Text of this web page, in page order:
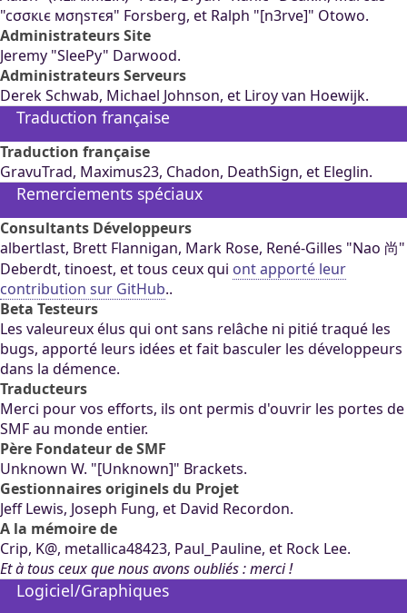
"cσσкιє мσηѕтєя" Forsberg, et Ralph "[n3rve]" Otowo.
Administrateurs Site
Jeremy "SleePy" Darwood.
Administrateurs Serveurs
Derek Schwab, Michael Johnson, et Liroy van Hoewijk.
Traduction française
Traduction française
GravuTrad, Maximus23, Chadon, DeathSign, et Eleglin.
Remerciements spéciaux
Consultants Développeurs
albertlast, Brett Flannigan, Mark Rose, René-Gilles "Nao 尚"
Deberdt, tinoest, et tous ceux qui ont apporté leur
contribution sur GitHub..
Beta Testeurs
Les valeureux élus qui ont sans relâche ni pitié traqué les
bugs, apporté leurs idées et fait basculer les développeurs
dans la démence.
Traducteurs
Merci pour vos efforts, ils ont permis d'ouvrir les portes de
SMF au monde entier.
Père Fondateur de SMF
Unknown W. "[Unknown]" Brackets.
Gestionnaires originels du Projet
Jeff Lewis, Joseph Fung, et David Recordon.
A la mémoire de
Crip, K@, metallica48423, Paul_Pauline, et Rock Lee.
Et à tous ceux que nous avons oubliés : merci !
Logiciel/Graphiques